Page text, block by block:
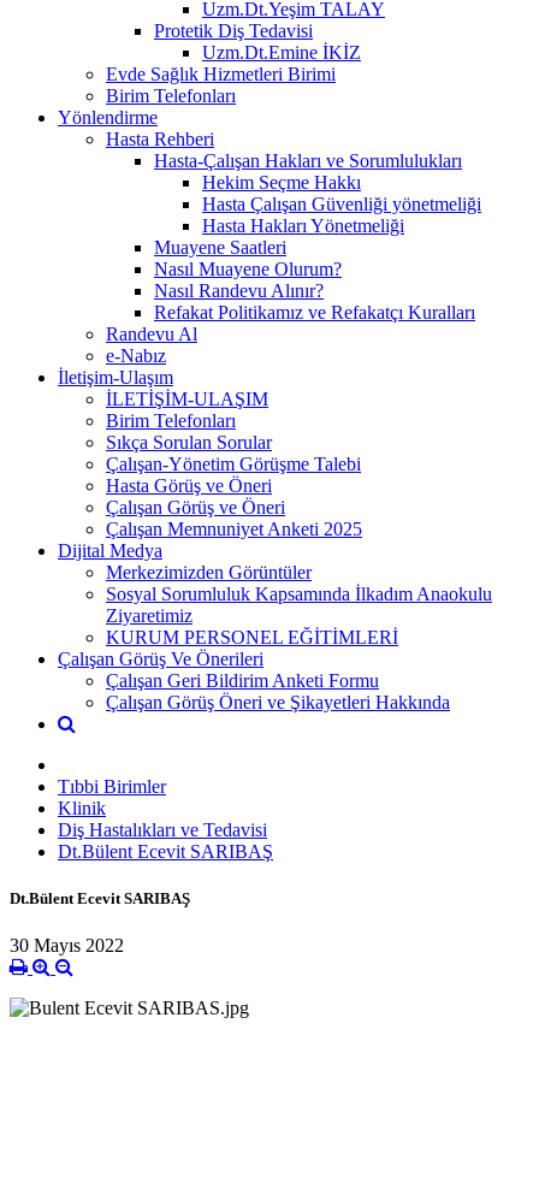
Uzm.Dt.Yeşim TALAY
Protetik Diş Tedavisi
Uzm.Dt.Emine İKİZ
Evde Sağlık Hizmetleri Birimi
Birim Telefonları
Yönlendirme
Hasta Rehberi
Hasta-Çalışan Hakları ve Sorumlulukları
Hekim Seçme Hakkı
Hasta Çalışan Güvenliği yönetmeliği
Hasta Hakları Yönetmeliği
Muayene Saatleri
Nasıl Muayene Olurum?
Nasıl Randevu Alınır?
Refakat Politikamız ve Refakatçı Kuralları
Randevu Al
e-Nabız
İletişim-Ulaşım
İLETİŞİM-ULAŞIM
Birim Telefonları
Sıkça Sorulan Sorular
Çalışan-Yönetim Görüşme Talebi
Hasta Görüş ve Öneri
Çalışan Görüş ve Öneri
Çalışan Memnuniyet Anketi 2025
Dijital Medya
Merkezimizden Görüntüler
Sosyal Sorumluluk Kapsamında İlkadım Anaokulu
Ziyaretimiz
KURUM PERSONEL EĞİTİMLERİ
Çalışan Görüş Ve Önerileri
Çalışan Geri Bildirim Anketi Formu
Çalışan Görüş Öneri ve Şikayetleri Hakkında
Tıbbi Birimler
Klinik
Diş Hastalıkları ve Tedavisi
Dt.Bülent Ecevit SARIBAŞ
Dt.Bülent Ecevit SARIBAŞ
30 Mayıs 2022